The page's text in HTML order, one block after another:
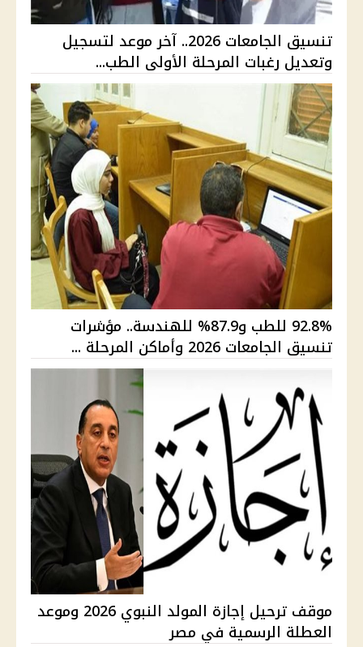
تنسيق الجامعات 2026.. آخر موعد لتسجيل
وتعديل رغبات المرحلة الأولى الطب...
92.8% للطب و87.9% للهندسة.. مؤشرات
تنسيق الجامعات 2026 وأماكن المرحلة ...
موقف ترحيل إجازة المولد النبوي 2026 وموعد
العطلة الرسمية في مصر